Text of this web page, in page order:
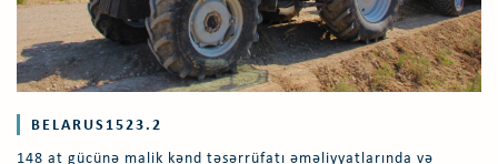
BELARUS1523.2
148 at gücünə malik kənd təsərrüfatı əməliyyatlarında və